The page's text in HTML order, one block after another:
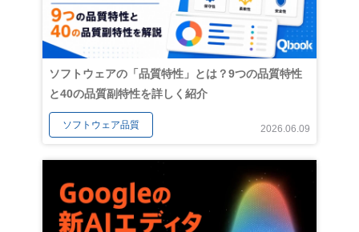
ソフトウェアの「品質特性」とは？9つの品質特性
と40の品質副特性を詳しく紹介
ソフトウェア品質 2026.06.09